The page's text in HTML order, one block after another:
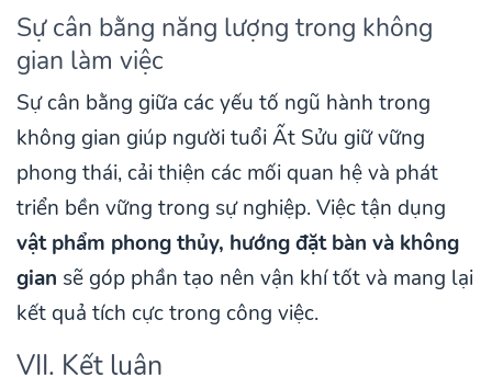
Sự cân bằng năng lượng trong không
gian làm việc
Sự cân bằng giữa các yếu tố ngũ hành trong
không gian giúp người tuổi Ất Sửu giữ vững
phong thái, cải thiện các mối quan hệ và phát
triển bền vững trong sự nghiệp. Việc tận dụng
vật phẩm phong thủy, hướng đặt bàn và không
gian sẽ góp phần tạo nên vận khí tốt và mang lại
kết quả tích cực trong công việc.
VII. Kết luận